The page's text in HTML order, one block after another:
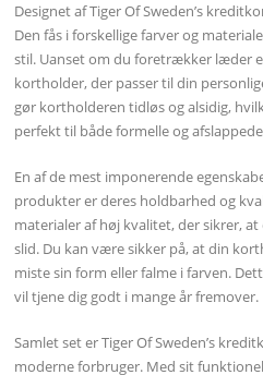
Designet af Tiger Of Sweden’s
Den fås i forskellige farver og
stil. Uanset om du foretrækker læder
kortholder, der passer til din
gør kortholderen tidløs og alsidig,
perfekt til både formelle og
En af de mest imponerende
produkter er deres holdbarhed og
materialer af høj kvalitet, der sikrer,
slid. Du kan være sikker på, at din
miste sin form eller falme i farven.
vil tjene dig godt i mange år fremover.
Samlet set er Tiger Of Sweden’s
moderne forbruger. Med sit